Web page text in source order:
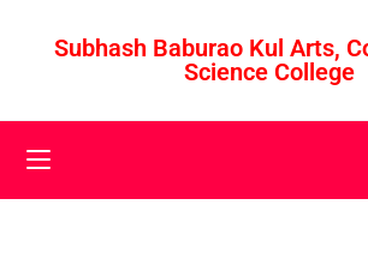
Subhash Baburao Kul Arts,
Science College